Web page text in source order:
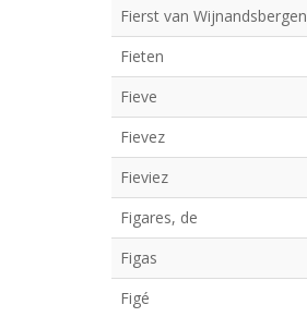
Fierst van Wijnandsbergen
Fieten
Fieve
Fievez
Fieviez
Figares, de
Figas
Figé